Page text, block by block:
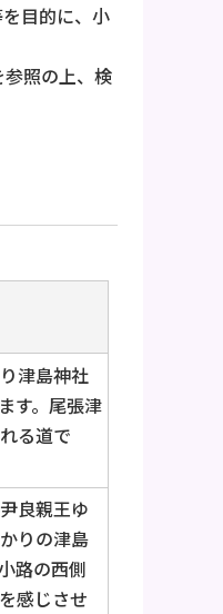
目的に、小
照の上、検
津島神社
す。尾張津
る道で
良親王ゆ
りの津島
路の西側
感じさせ